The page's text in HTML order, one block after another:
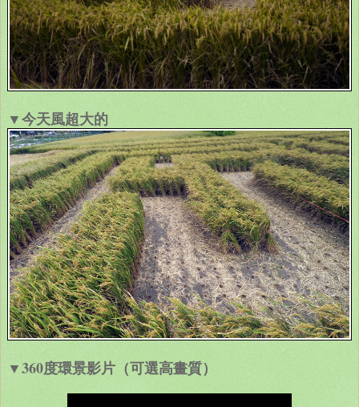
▼今天風超大的
▼360度環景影片（可選高畫質）